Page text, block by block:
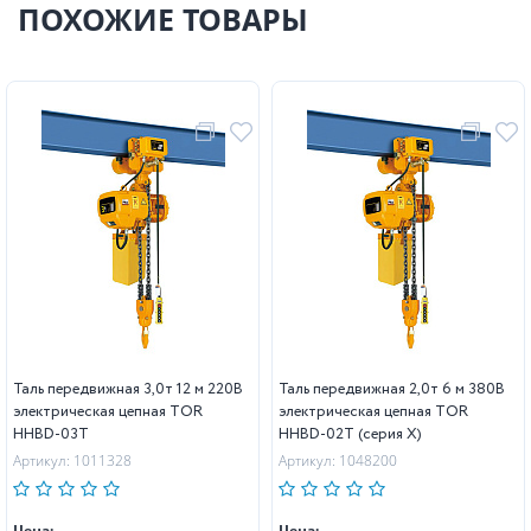
ПОХОЖИЕ ТОВАРЫ
Таль передвижная 3,0т 12 м 220В
электрическая цепная TOR
HHBD-03T
Артикул: 1011328
Таль передвижная 2,0т 6 м 380В
электрическая цепная TOR
HHBD-02T (серия X)
Артикул: 1048200